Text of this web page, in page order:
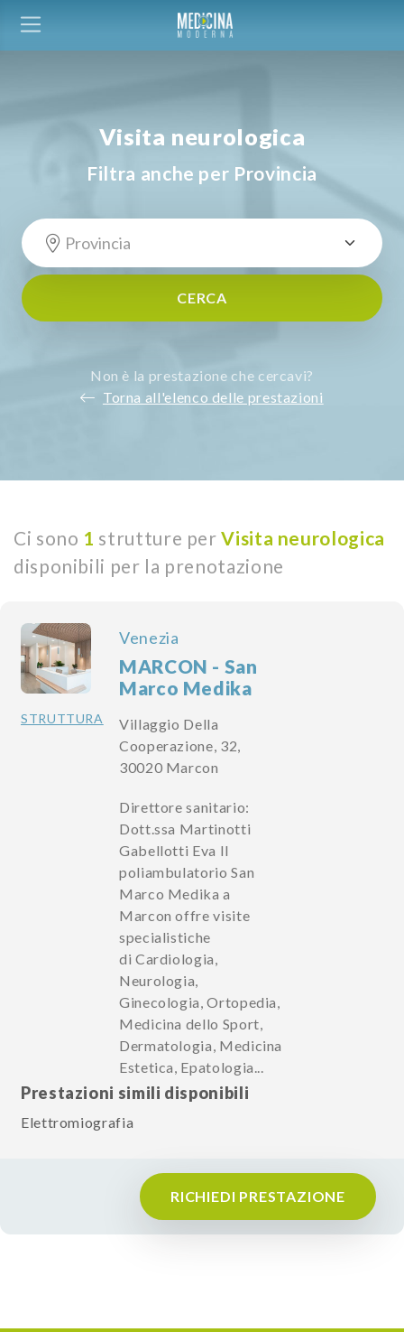
Visita neurologica
Filtra anche per Provincia
CERCA
Non è la prestazione che cercavi?
Torna all'elenco delle prestazioni
Ci sono 1 strutture perVisita neurologica
disponibili per la prenotazione
STRUTTURA
Venezia
MARCON - San
Marco Medika
Villaggio Della
Cooperazione, 32,
30020 Marcon
Direttore sanitario:
Dott.ssa Martinotti
Gabellotti Eva Il
poliambulatorio San
Marco Medika a
Marcon offre visite
specialistiche
di Cardiologia,
Neurologia,
Ginecologia, Ortopedia,
Medicina dello Sport,
Dermatologia, Medicina
Estetica, Epatologia...
Prestazioni simili disponibili
Elettromiografia
RICHIEDI PRESTAZIONE